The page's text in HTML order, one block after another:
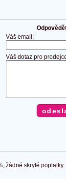
Váš email:
Váš dotaz pro
žádné skryté poplatky.